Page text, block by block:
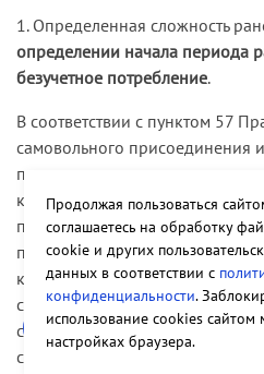
водопотребления
суд определил по
тех точках
поверки приборов учета
согласованным при
расчетным объемам
подключения. Поскольку
сумиллиметрова за
стоимость оказанных
водоснабжения, суд
задолженность
Апелляционная
1. Определенная сложность
определении начала периода
безучетное потребление.
В соответствии с пунктом 57
самовольного присоединения
пользования системами
количество израсходованной
по пропускной способности
присоединения к системам
канализации при их
сечением и скорости
с момента обнаружения. Объем
считается равным объему
Продолжая пользоваться
соглашаетесь на обработку
cookie и других
данных в соответствии с
конфиденциальности.
использование cookies
настройках браузера.